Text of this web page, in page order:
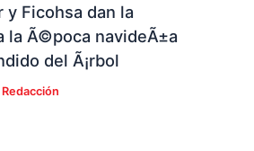
y Ficohsa dan la
la Ã©poca navideÃ±a
del Ã¡rbol
Redacción